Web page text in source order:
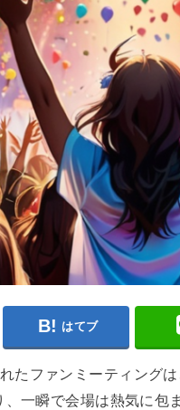
はてブ
たファンミーティング
一瞬で会場は熱気に包